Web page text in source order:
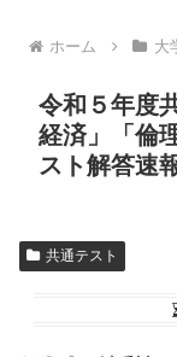
ホーム 大
令和５年度
経済」「倫
スト解答速
共通テスト